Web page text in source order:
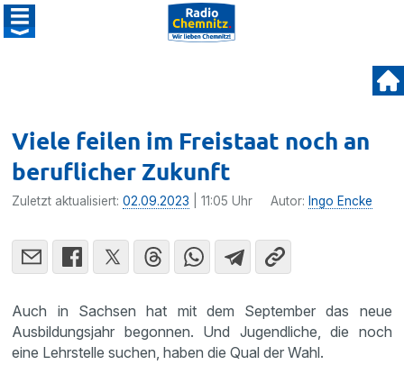
Viele feilen im Freistaat noch an
beruflicher Zukunft
Zuletzt aktualisiert:02.09.2023 | 11:05 Uhr Autor: Ingo Encke
Auch in Sachsen hat mit dem September das neue
Ausbildungsjahr begonnen. Und Jugendliche, die noch
eine Lehrstelle suchen, haben die Qual der Wahl.